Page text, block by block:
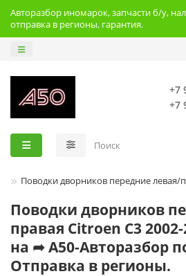
Авторазбор иномарок, запчасти б/у,
отправка в регионы, гарантия.
+7
+7
Поводки дворников передние левая/
Поводки дворников
правая Citroen C3
на ➦ А50-Авторазбор
Отправка в регионы.